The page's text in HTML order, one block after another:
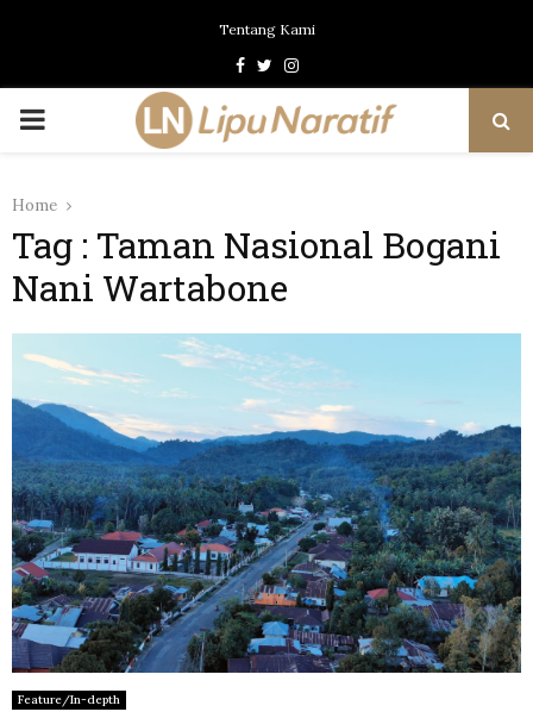
Tentang Kami
Facebook
TwitterInstagram
PRIMARY
Home
Tag : Taman Nasional Bogani
Nani Wartabone
Feature/In-depth